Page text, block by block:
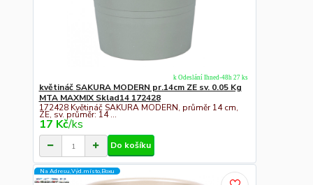
květináč SAKURA MODERN pr.14cm ZE sv. 0.05 Kg
MTA MAXMIX Sklad14 172428
172428 Květináč SAKURA MODERN, průměr 14 cm,
ZE, sv. průměr: 14 ...
17 Kč/ks
k Odeslání Ihned-48h 27 ks
Do košíku
Na Adresu,Výd.místo,Boxu